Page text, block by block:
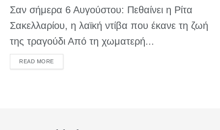
Σαν σήμερα 6 Αυγούστου: Πεθαίνει η Ρίτα
Σακελλαρίου, η λαϊκή ντίβα που έκανε τη ζωή
της τραγούδι Από τη χωματερή...
READ MOREDETAILS